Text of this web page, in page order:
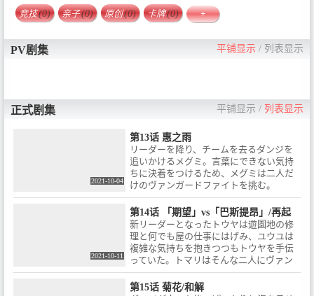
竞技(0) 亲子(0) 原创(0) 卡牌(0) +
PV剧集 平铺显示 / 列表显示
正式剧集 平铺显示 / 列表显示
2021-10-04
第13话 惠之雨
リーダーを降り、チームを去るダンジを
追いかけるメグミ。言葉にできない気持
ちに決着をつけるため、メグミは二人だ
けのヴァンガードファイトを挑む。
2021-10-11
第14话 「期望」vs「巴斯提昂」/再起
新リーダーとなったトウヤは遊園地の修
理と何でも屋の仕事にはげみ、ユウユは
複雑な気持ちを抱きつつもトウヤを手伝
っていた。トマリはそんな二人にヴァン
ガードファイトを提案する。
第15话 菊花/和解